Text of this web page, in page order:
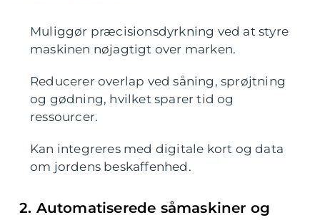
Muliggør præcisionsdyrkning ved at styre
maskinen nøjagtigt over marken.
Reducerer overlap ved såning, sprøjtning
og gødning, hvilket sparer tid og
ressourcer.
Kan integreres med digitale kort og data
om jordens beskaffenhed.
2. Automatiserede såmaskiner og